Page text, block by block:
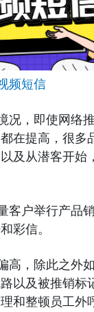
频短信
况，即使网络
在提高，很多
及从潜客开始
客户举行产品
彩信。
高，除此之外
以及被推销标
和整顿员工外